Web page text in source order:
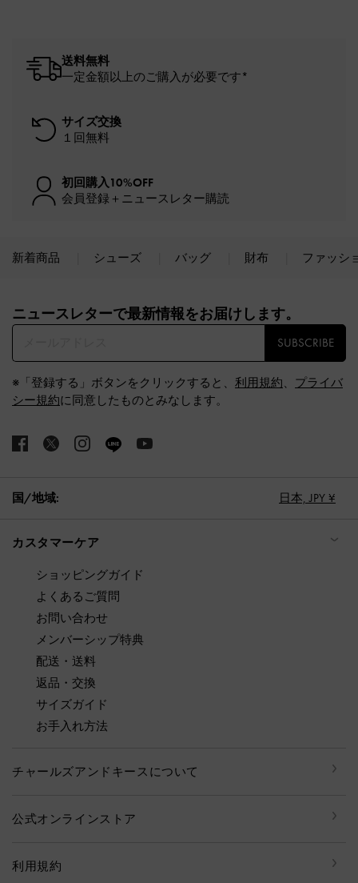
送料無料
一定金額以上のご購入が必要です*
サイズ交換
１回無料
初回購入10%OFF
会員登録＋ニュースレター購読
新着商品 シューズ バッグ 財布 ファッシ
ニュースレターで最新情報をお届けします。​
SUBSCRIBE
※「登録する」ボタンをクリックすると、 利用規約、 プライバ
シー規約に同意したものとみなします。
国/地域: 日本, JPY ¥
カスタマーケア
ショッピングガイド
よくあるご質問
お問い合わせ
メンバーシップ特典
配送・送料
返品・交換
サイズガイド
お手入れ方法
チャールズアンドキースについて
公式オンラインストア
利用規約